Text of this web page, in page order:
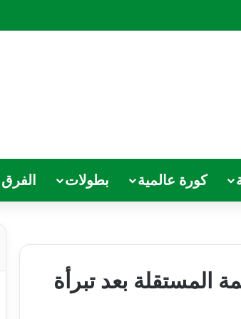
كورة عالمية بطولات الفرق
بعد تبرأة